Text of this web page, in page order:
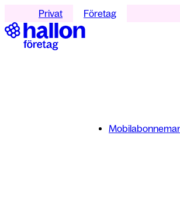
Privat Företag